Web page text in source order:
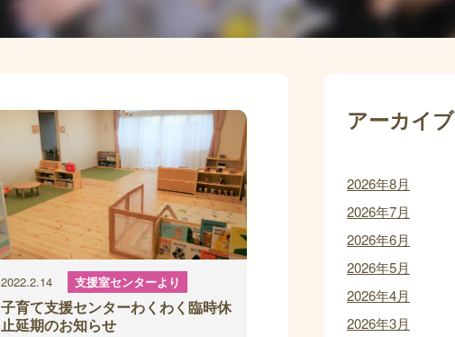
2022.2.14 支援室センターより
子育て支援センターわくわく臨時休
止延期のお知らせ
アーカイブ
2026年8月
2026年7月
2026年6月
2026年5月
2026年4月
2026年3月